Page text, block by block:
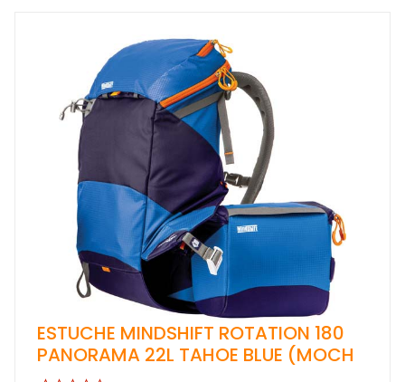
ESTUCHE MINDSHIFT ROTATION 180
PANORAMA 22L TAHOE BLUE (MOCH